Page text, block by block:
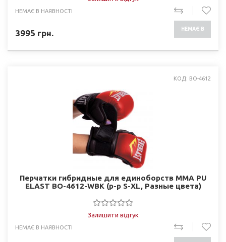
НЕМАЄ В НАЯВНОСТІ
3995 грн. НЕМАЄ В
КОД: BO-4612
Перчатки гибридные для единоборств ММА PU
ELAST BO-4612-WBK (р-р S-XL, Разные цвета)
Залишити відгук
НЕМАЄ В НАЯВНОСТІ